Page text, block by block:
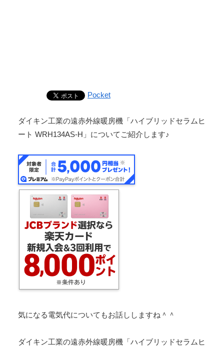
Pocket
ダイキン工業の遠赤外線暖房機「ハイブリッドセラムヒ
ート WRH134AS-H」についてご紹介します♪
気になる電気代についてもお話ししますね＾＾
ダイキン工業の遠赤外線暖房機「ハイブリッドセラムヒ